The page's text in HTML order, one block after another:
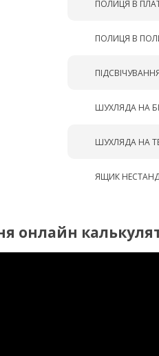
ПОЛИЦЯ В
ПОЛИЦЯ В
ШУХЛЯДА НА
ШУХЛЯДА НА
ЯЩИК
онлайн